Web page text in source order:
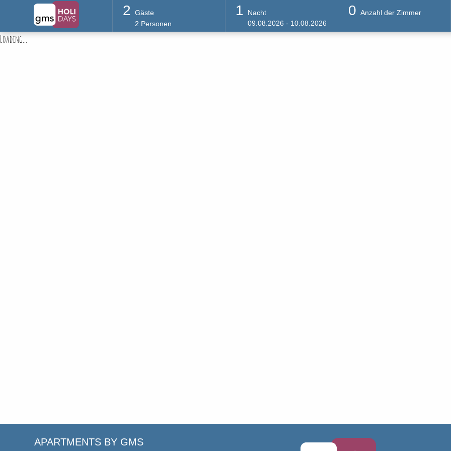
2 Gäste
2 Personen
1
Nacht
09.08.2026 - 10.08.2026
0 Anzahl der Zimmer
Loading...
APARTMENTS BY GMS